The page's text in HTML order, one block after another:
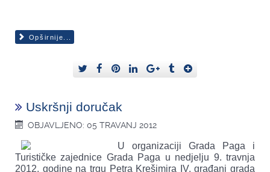
Opširnije...
Uskršnji doručak
OBJAVLJENO: 05 TRAVANJ 2012
U organizaciji Grada Paga i
Turističke zajednice Grada Paga u nedjelju 9. travnja
2012. godine na trgu Petra Krešimira IV. građani grada